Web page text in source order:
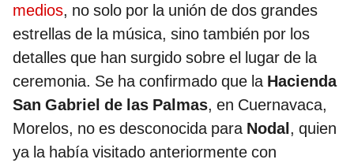
medios, no solo por la unión de dos grandes
estrellas de la música, sino también por los
detalles que han surgido sobre el lugar de la
ceremonia. Se ha confirmado que la Hacienda
San Gabriel de las Palmas, en Cuernavaca,
Morelos, no es desconocida para Nodal, quien
ya la había visitado anteriormente con